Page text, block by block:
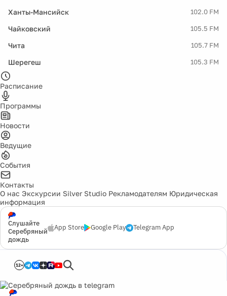
Ханты-Мансийск 102.0 FM
Чайковский 105.5 FM
Чита 105.7 FM
Шерегеш 105.3 FM
Расписание
Программы
Новости
Ведущие
События
Контакты
О нас Экскурсии Silver Studio Рекламодателям Юридическая
информация
Слушайте
Серебряный
дождь
App Store Google Play Telegram App
12+